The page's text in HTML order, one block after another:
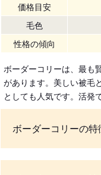
価格目安
毛色
性格の傾向
ボーダーコリーは、最も
があります。美しい被毛
としても人気です。活発
ボーダーコリーの特